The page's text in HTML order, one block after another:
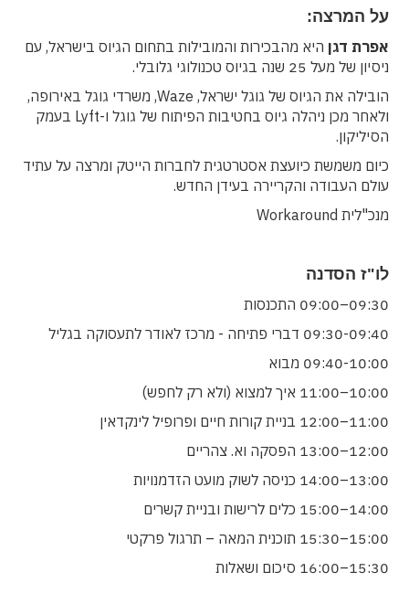
על המרצה:
אפרת דגן היא מהבכירות והמובילות בתחום הגיוס בישראל, עם
ניסיון של מעל 25 שנה בגיוס טכנולוגי גלובלי.
הובילה את הגיוס של גוגל ישראל, Waze, משרדי גוגל באירופה,
ולאחר מכן ניהלה גיוס בחטיבות הפיתוח של גוגל ו-Lyft בעמק
הסיליקון.
כיום משמשת כיועצת אסטרטגית לחברות הייטק ומרצה על עתיד
עולם העבודה והקריירה בעידן החדש.
מנכ"לית Workaround
לו"ז הסדנה
09:30–09:00 התכנסות
09:30-09:40 דברי פתיחה - מרכז לאודר לתעסוקה בגליל
09:40-10:00 מבוא
10:00–11:00 איך למצוא (ולא רק לחפש)
11:00–12:00 בניית קורות חיים ופרופיל לינקדאין
12:00–13:00 הפסקה וא. צהריים
13:00–14:00 כניסה לשוק מועט הזדמנויות
14:00–15:00 כלים לרישות ובניית קשרים
15:00–15:30 תוכנית המאה – תרגול פרקטי
15:30–16:00 סיכום ושאלות